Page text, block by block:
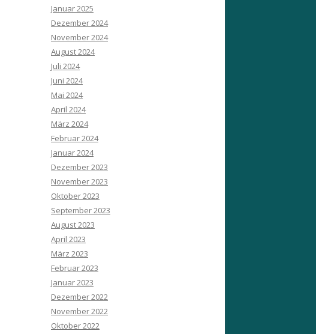
Januar 2025
Dezember 2024
November 2024
August 2024
Juli 2024
Juni 2024
Mai 2024
April 2024
März 2024
Februar 2024
Januar 2024
Dezember 2023
November 2023
Oktober 2023
September 2023
August 2023
April 2023
März 2023
Februar 2023
Januar 2023
Dezember 2022
November 2022
Oktober 2022